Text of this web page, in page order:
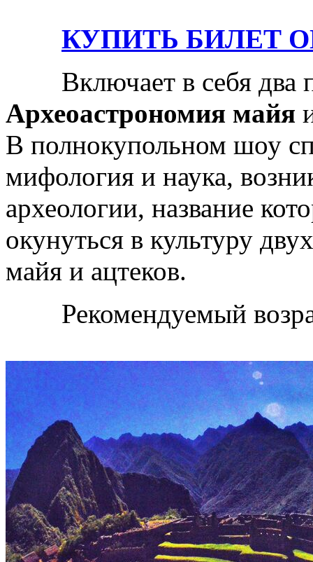
КУПИТЬ БИЛЕТ
Включает в себя два
Археоастрономия майя
В полнокупольном шоу
мифология и наука,
археологии, название
окунуться в культуру
майя и ацтеков.
Рекомендуемый